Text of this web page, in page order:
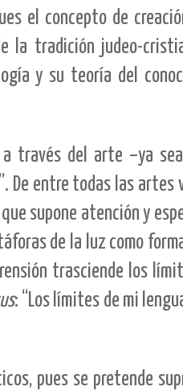
el concepto de
la tradición judeo-
y su teoría del
través del arte –ya
De entre todas las artes
supone atención y
de la luz como
trasciende los
: “Los límites de mi
pues se pretende